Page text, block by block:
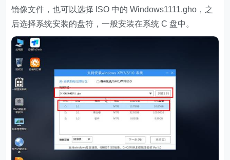
镜像文件，也可以选择 ISO 中的 Windows1111.gho，之
后选择系统安装的盘符，一般安装在系统 C 盘中。